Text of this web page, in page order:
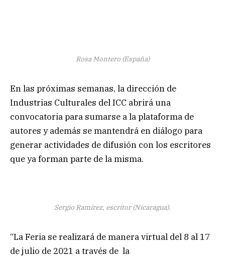
Rosa Montero (España)
En las próximas semanas, la dirección de
Industrias Culturales del ICC abrirá una
convocatoria para sumarse a la plataforma de
autores y además se mantendrá en diálogo para
generar actividades de difusión con los escritores
que ya forman parte de la misma.
Sergio Ramírez, escritor (Nicaragua).
“La Feria se realizará de manera virtual del 8 al 17
de julio de 2021 a través de la